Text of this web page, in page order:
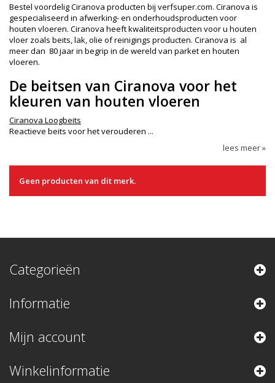
Bestel voordelig Ciranova producten bij verfsuper.com. Ciranova is
gespecialiseerd in afwerking- en onderhoudsproducten voor
houten vloeren. Ciranova heeft kwaliteitsproducten voor u houten
vloer zoals beits, lak, olie of reinigings producten. Ciranova is al
meer dan 80 jaar in begrip in de wereld van parket en houten
vloeren.
De beitsen van Ciranova voor het
kleuren van houten vloeren
Ciranova Loogbeits
Reactieve beits voor het verouderen ...
lees meer »
Geen producten van dit merk.
Categorieën
Informatie
Mijn account
Winkelinformatie